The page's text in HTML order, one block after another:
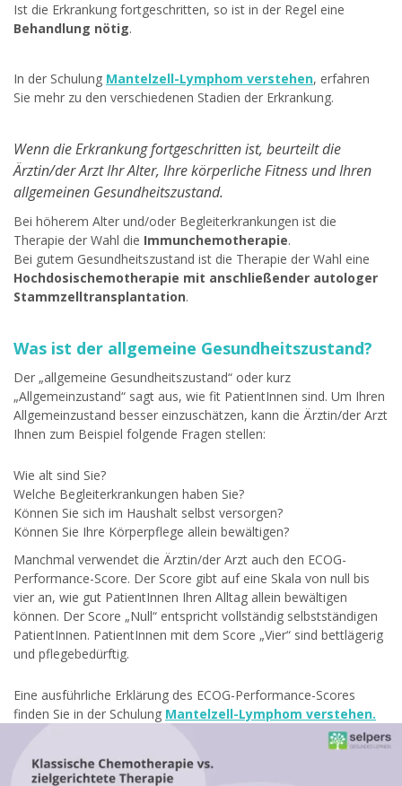
Ist die Erkrankung fortgeschritten, so ist in der Regel eine
Behandlung nötig.
In der Schulung Mantelzell-Lymphom verstehen, erfahren
Sie mehr zu den verschiedenen Stadien der Erkrankung.
Wenn die Erkrankung fortgeschritten ist, beurteilt die
Ärztin/der Arzt Ihr Alter, Ihre körperliche Fitness und Ihren
allgemeinen Gesundheitszustand.
Bei höherem Alter und/oder Begleiterkrankungen ist die
Therapie der Wahl die Immunchemotherapie.
Bei gutem Gesundheitszustand ist die Therapie der Wahl eine
Hochdosischemotherapie mit anschließender autologer
Stammzelltransplantation.
Was ist der allgemeine Gesundheitszustand?
Der „allgemeine Gesundheitszustand“ oder kurz
„Allgemeinzustand“ sagt aus, wie fit PatientInnen sind. Um Ihren
Allgemeinzustand besser einzuschätzen, kann die Ärztin/der Arzt
Ihnen zum Beispiel folgende Fragen stellen:
Wie alt sind Sie?
Welche Begleiterkrankungen haben Sie?
Können Sie sich im Haushalt selbst versorgen?
Können Sie Ihre Körperpflege allein bewältigen?
Manchmal verwendet die Ärztin/der Arzt auch den ECOG-
Performance-Score. Der Score gibt auf eine Skala von null bis
vier an, wie gut PatientInnen Ihren Alltag allein bewältigen
können. Der Score „Null“ entspricht vollständig selbstständigen
PatientInnen. PatientInnen mit dem Score „Vier“ sind bettlägerig
und pflegebedürftig.
Eine ausführliche Erklärung des ECOG-Performance-Scores
finden Sie in der Schulung Mantelzell-Lymphom verstehen.